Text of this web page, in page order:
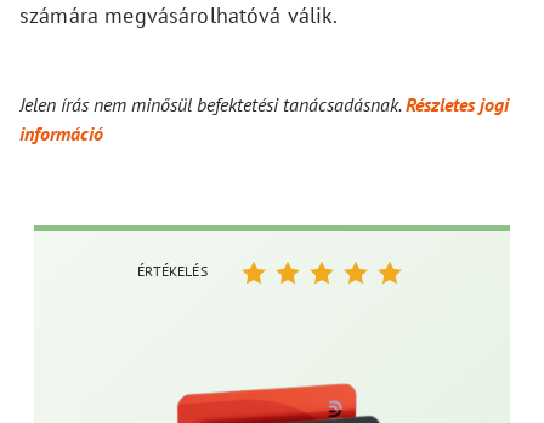
számára megvásárolhatóvá válik.
Jelen írás nem minősül befektetési tanácsadásnak.Részletes jogi
információ
ÉRTÉKELÉS